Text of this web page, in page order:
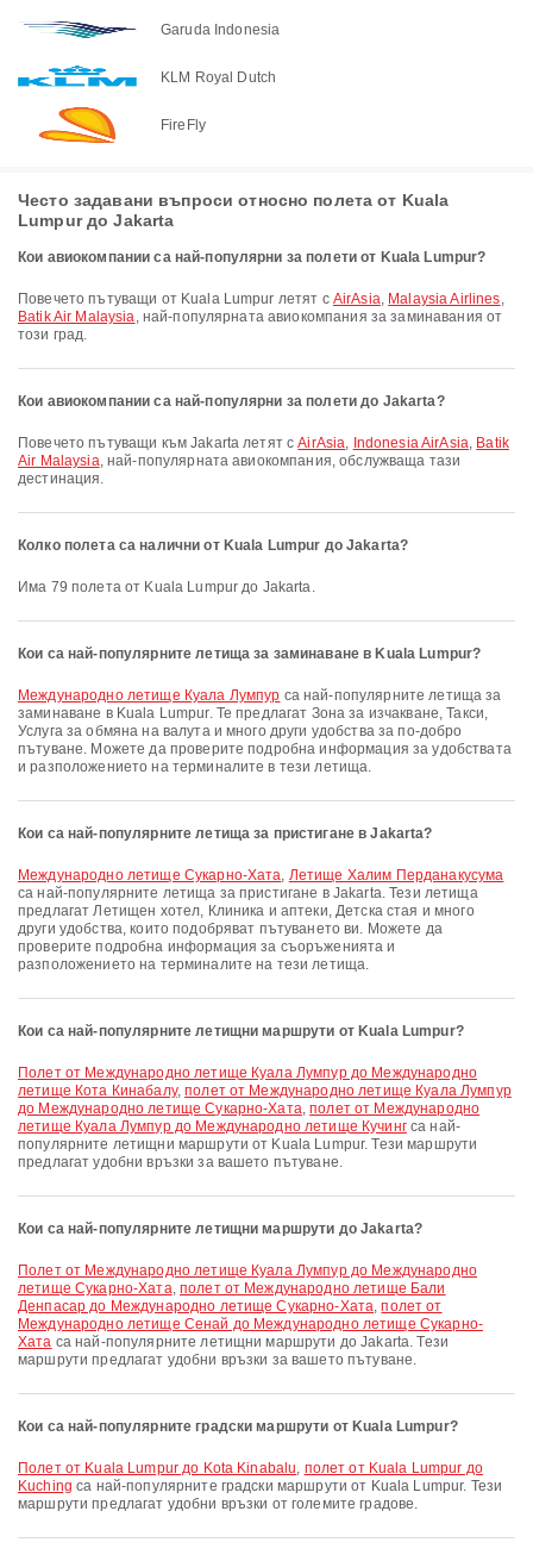
Garuda Indonesia
KLM Royal Dutch
FireFly
Често задавани въпроси относно полета от Kuala
Lumpur до Jakarta
Кои авиокомпании са най-популярни за полети от Kuala Lumpur?
Повечето пътуващи от Kuala Lumpur летят с AirAsia, Malaysia Airlines,
Batik Air Malaysia, най-популярната авиокомпания за заминавания от
този град.
Кои авиокомпании са най-популярни за полети до Jakarta?
Повечето пътуващи към Jakarta летят сAirAsia, Indonesia AirAsia, Batik
Air Malaysia, най-популярната авиокомпания, обслужваща тази
дестинация.
Колко полета са налични от Kuala Lumpur до Jakarta?
Има 79 полета от Kuala Lumpur до Jakarta.
Кои са най-популярните летища за заминаване в Kuala Lumpur?
Международно летище Куала Лумпур са най-популярните летища за
заминаване в Kuala Lumpur. Те предлагат Зона за изчакване, Такси,
Услуга за обмяна на валута и много други удобства за по-добро
пътуване. Можете да проверите подробна информация за удобствата
и разположението на терминалите в тези летища.
Кои са най-популярните летища за пристигане в Jakarta?
Международно летище Сукарно-Хата, Летище Халим Перданакусума
са най-популярните летища за пристигане в Jakarta. Тези летища
предлагат Летищен хотел, Клиника и аптеки, Детска стая и много
други удобства, които подобряват пътуването ви. Можете да
проверите подробна информация за съоръженията и
разположението на терминалите на тези летища.
Кои са най-популярните летищни маршрути от Kuala Lumpur?
полет от Международно летище Куала Лумпур до Международно
летище Кота Кинабалу,полет от Международно летище Куала Лумпур
до Международно летище Сукарно-Хата,полет от Международно
летище Куала Лумпур до Международно летище Кучингса най-
популярните летищни маршрути от Kuala Lumpur. Тези маршрути
предлагат удобни връзки за вашето пътуване.
Кои са най-популярните летищни маршрути до Jakarta?
полет от Международно летище Куала Лумпур до Международно
летище Сукарно-Хата, полет от Международно летище Бали
Денпасар до Международно летище Сукарно-Хата,полет от
Международно летище Сенай до Международно летище Сукарно-
Хата са най-популярните летищни маршрути до Jakarta. Тези
маршрути предлагат удобни връзки за вашето пътуване.
Кои са най-популярните градски маршрути от Kuala Lumpur?
полет от Kuala Lumpur до Kota Kinabalu, полет от Kuala Lumpur до
Kuching са най-популярните градски маршрути от Kuala Lumpur. Тези
маршрути предлагат удобни връзки от големите градове.